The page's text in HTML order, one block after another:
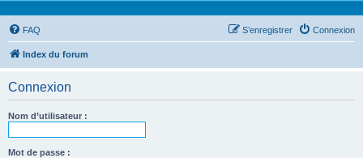
FAQ Connexion
S’enregistrer
Index du forum
Connexion
Nom d’utilisateur :
Mot de passe :